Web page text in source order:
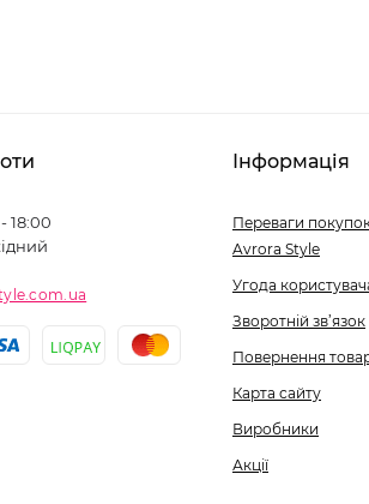
18:00
Інформація
Переваги
Avrora Style
Угода
Зворотній зв’язок
Повернення
Карта сайту
Виробники
Акції